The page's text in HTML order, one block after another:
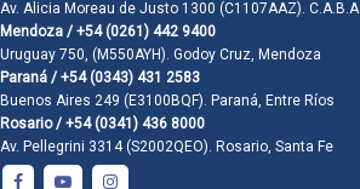
Av. Alicia Moreau de Justo 1300 (C1107AAZ). C.A.B.A.
Mendoza / +54 (0261) 442 9400
Uruguay 750, (M550AYH). Godoy Cruz, Mendoza
Paraná / +54 (0343) 431 2583
Buenos Aires 249 (E3100BQF). Paraná, Entre Ríos
Rosario / +54 (0341) 436 8000
Av. Pellegrini 3314 (S2002QEO). Rosario, Santa Fe